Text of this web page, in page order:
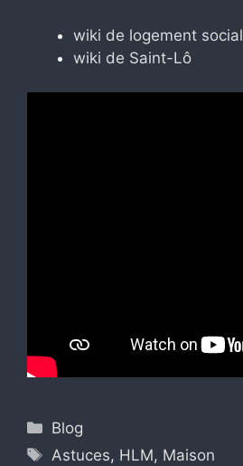
wiki de logement social
wiki de Saint-Lô
Catégories
Blog
Étiquettes
Astuces, HLM, Maison